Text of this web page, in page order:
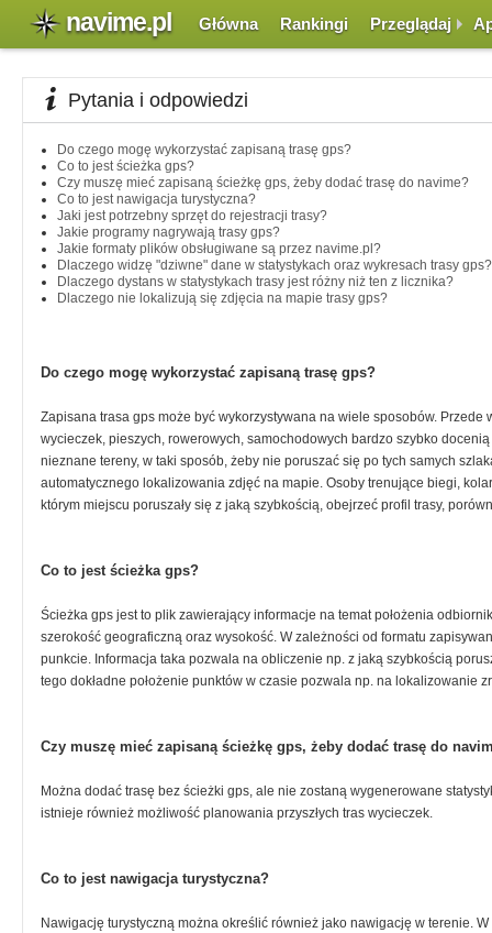
navime.pl Główna Rankingi Przeglądaj
Pytania i odpowiedzi
Do czego mogę wykorzystać zapisaną trasę gps?
Co to jest ścieżka gps?
Czy muszę mieć zapisaną ścieżkę gps, żeby dodać trasę do navime?
Co to jest nawigacja turystyczna?
Jaki jest potrzebny sprzęt do rejestracji trasy?
Jakie programy nagrywają trasy gps?
Jakie formaty plików obsługiwane są przez navime.pl?
Dlaczego widzę "dziwne" dane w statystykach oraz wykresach trasy gps?
Dlaczego dystans w statystykach trasy jest różny niż ten z licznika?
Dlaczego nie lokalizują się zdjęcia na mapie trasy gps?
Do czego mogę wykorzystać zapisaną trasę gps?
Zapisana trasa gps może być wykorzystywana na wiele sposobów.
wycieczek, pieszych, rowerowych, samochodowych bardzo szybko
nieznane tereny, w taki sposób, żeby nie poruszać się po tych samych
automatycznego lokalizowania zdjęć na mapie. Osoby trenujące biegi,
którym miejscu poruszały się z jaką szybkością, obejrzeć profil trasy,
Co to jest ścieżka gps?
Ścieżka gps jest to plik zawierający informacje na temat położenia
szerokość geograficzną oraz wysokość. W zależności od formatu
punkcie. Informacja taka pozwala na obliczenie np. z jaką szybkością
tego dokładne położenie punktów w czasie pozwala np. na lokalizowanie
Czy muszę mieć zapisaną ścieżkę gps, żeby dodać trasę do
Można dodać trasę bez ścieżki gps, ale nie zostaną wygenerowane
istnieje również możliwość planowania przyszłych tras wycieczek.
Co to jest nawigacja turystyczna?
Nawigację turystyczną można określić również jako nawigację w terenie.